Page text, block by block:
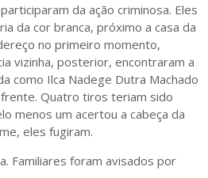
da ação criminosa. Eles
da cor branca, próximo a casa da
no primeiro momento,
vizinha, posterior, encontraram a
como Ilca Nadege Dutra Machado
Quatro tiros teriam sido
menos um acertou a cabeça da
eles fugiram.
Familiares foram avisados por